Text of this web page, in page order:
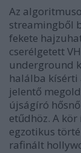
Az
streamingből
fekete
cserélgetett
underground
halálba kísérti
jelentő
újságíró
etűdhöz. A kör
egzotikus
rafinált